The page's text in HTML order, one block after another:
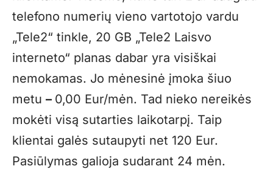
telefono numerių vieno vartotojo vardu
„Tele2“ tinkle, 20 GB „Tele2 Laisvo
interneto“ planas dabar yra visiškai
nemokamas. Jo mėnesinė įmoka šiuo
metu – 0,00 Eur/mėn. Tad nieko nereikės
mokėti visą sutarties laikotarpį. Taip
klientai galės sutaupyti net 120 Eur.
Pasiūlymas galioja sudarant 24 mėn.